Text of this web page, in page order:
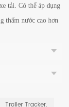
tải. Có thể áp dụng
thấm nước cao hơn
Trailer Tracker.